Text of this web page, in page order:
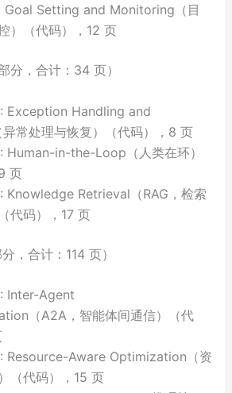
Goal Setting and Monitoring（目
）（代码），12 页
分，合计：34 页）
Exception Handling and
常处理与恢复）（代码），8 页
Human-in-the-Loop（人类在环）
页
Knowledge Retrieval（RAG，检索
代码），17 页
，合计：114 页）
Inter-Agent
（A2A，智能体间通信）（代
Resource-Aware Optimization（资
（代码），15 页